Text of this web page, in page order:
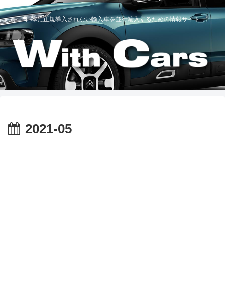
日本に正規導入されない輸入車を並行輸入するための情報サイト
2021-05